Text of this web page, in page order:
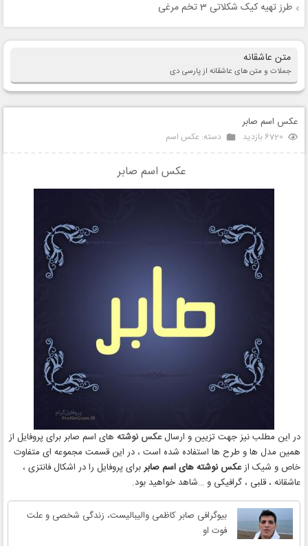
طرز تهیه کیک شکلاتی 3 تخم مرغی
متن عاشقانه
جملات و متن های عاشقانه از پارسی دی
عکس اسم صابر
6720 بازدید دسته: عکس اسم
عکس اسم صابر
در این مطلب نیز جهت تزیین و ارسال عکس نوشته های اسم صابر برای پروفایل از
همین مدل ها و طرح ها استفاده شده است ، در این قسمت مجموعه ای متفاوت
خاص و شیک ازعکس نوشته های اسم صابر برای پروفایل را در اشکال فانتزی ،
عاشقانه ، قلبی ، گرافیکی و …شاهد خواهید بود.
بیوگرافی صابر کاظمی والیبالیست، زندگی شخصی و علت
فوت او